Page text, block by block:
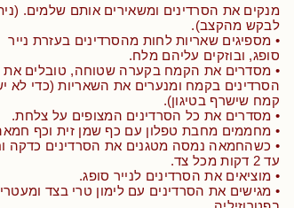
מנקים את הסרדינים ומשאירים אותם שלמים.
לבקש מהקצב).
• מספיגים שאריות לחות מהסרדינים בעזרת נייר
סופג, ובוזקים עליהם מלח.
• מסדרים את הקמח בקערה שטוחה, טובלים את
הסרדינים בקמח ומנערים את השאריות (כדי לא
קמח שישרף בטיגון).
• מסדרים את כל הסרדינים המצופים על צלחת.
• מחממים מחבת טפלון עם כף שמן זית וכף
• כשהחמאה נמסה מטגנים את הסרדינים כדקה
עד 2 דקות מכל צד.
• מוציאים את הסרדינים לנייר סופג.
• מגישים את הסרדינים עם לימון טרי בצד